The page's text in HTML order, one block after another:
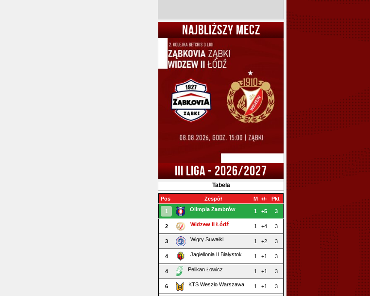
NAJBLIŻSZY MECZ
III LIGA - 2026/2027
Tabela
Pos Zespół M +/- Pkt
1 Olimpia Zambrów 1 +5 3
2 Widzew II Łódź 1 +4 3
3 Wigry Suwałki 1 +2 3
4 Jagiellonia II Białystok 1 +1 3
4 Pelikan Łowicz 1 +1 3
6 KTS Weszło Warszawa 1 +1 3